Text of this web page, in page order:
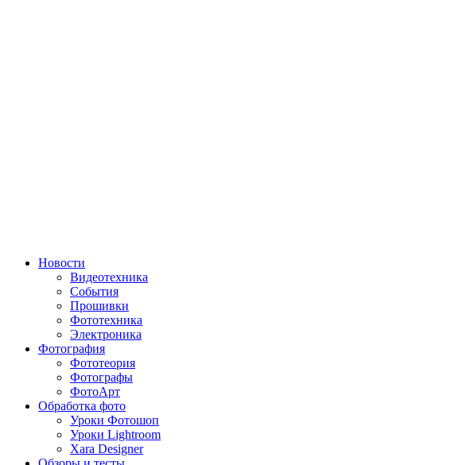
Новости
Видеотехника
События
Прошивки
Фототехника
Электроника
Фотография
Фототеория
Фотографы
ФотоАрт
Обработка фото
Уроки Фотошоп
Уроки Lightroom
Xara Designer